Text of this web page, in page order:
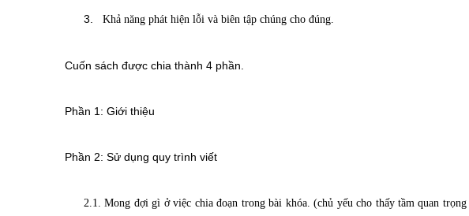
3. Khả năng phát hiện lỗi và biên tập chúng cho đúng.
Cuốn sách được chia thành 4 phần.
Phần 1: Giới thiệu
Phần 2: Sử dụng quy trình viết
2.1. Mong đợi gì ở việc chia đoạn trong bài khóa. (chủ yếu cho thấy tầm quan